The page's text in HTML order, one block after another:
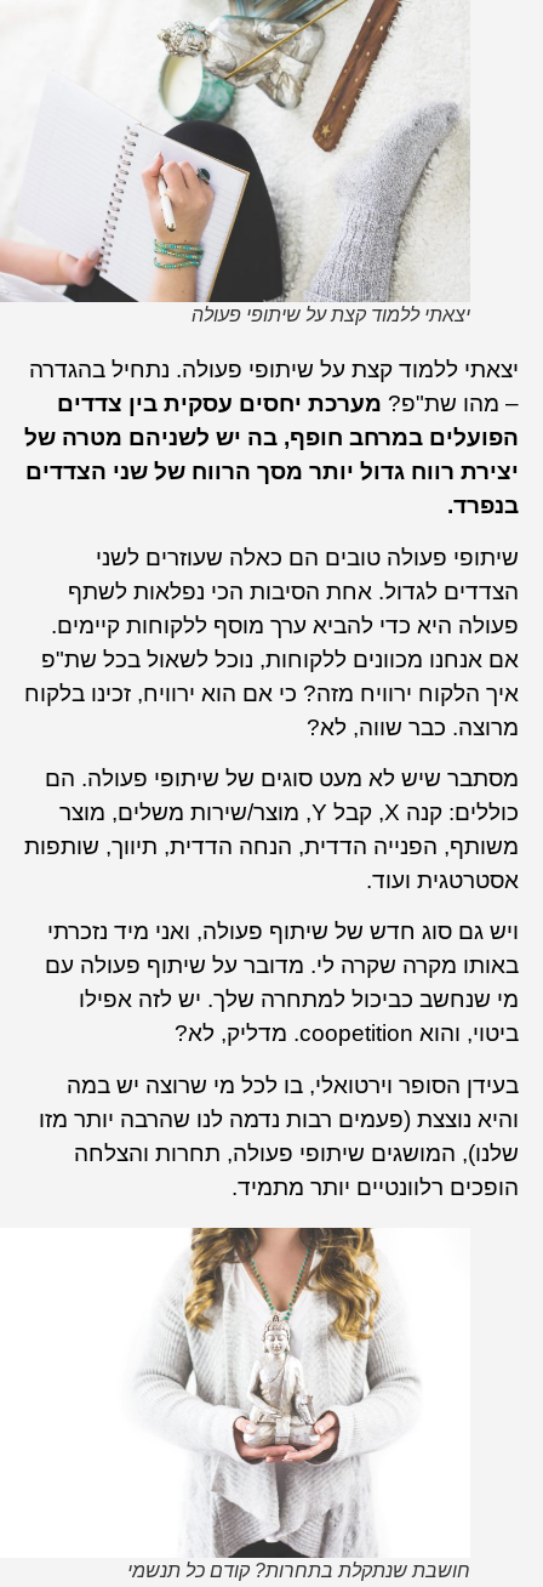
יצאתי ללמוד קצת על שיתופי פעולה
יצאתי ללמוד קצת על שיתופי פעולה. נתחיל בהגדרה
– מהו שת"פ?מערכת יחסים עסקית בין צדדים
הפועלים במרחב חופף, בה יש לשניהם מטרה של
יצירת רווח גדול יותר מסך הרווח של שני הצדדים
בנפרד.
שיתופי פעולה טובים הם כאלה שעוזרים לשני
הצדדים לגדול. אחת הסיבות הכי נפלאות לשתף
פעולה היא כדי להביא ערך מוסף ללקוחות קיימים.
אם אנחנו מכוונים ללקוחות, נוכל לשאול בכל שת"פ
איך הלקוח ירוויח מזה? כי אם הוא ירוויח, זכינו בלקוח
מרוצה. כבר שווה, לא?
מסתבר שיש לא מעט סוגים של שיתופי פעולה. הם
כוללים: קנה X, קבל Y, מוצר/שירות משלים, מוצר
משותף, הפנייה הדדית, הנחה הדדית, תיווך, שותפות
אסטרטגית ועוד.
ויש גם סוג חדש של שיתוף פעולה, ואני מיד נזכרתי
באותו מקרה שקרה לי. מדובר על שיתוף פעולה עם
מי שנחשב כביכול למתחרה שלך. יש לזה אפילו
ביטוי, והוא coopetition. מדליק, לא?
בעידן הסופר וירטואלי, בו לכל מי שרוצה יש במה
והיא נוצצת (פעמים רבות נדמה לנו שהרבה יותר מזו
שלנו), המושגים שיתופי פעולה, תחרות והצלחה
הופכים רלוונטיים יותר מתמיד.
חושבת שנתקלת בתחרות? קודם כל תנשמי